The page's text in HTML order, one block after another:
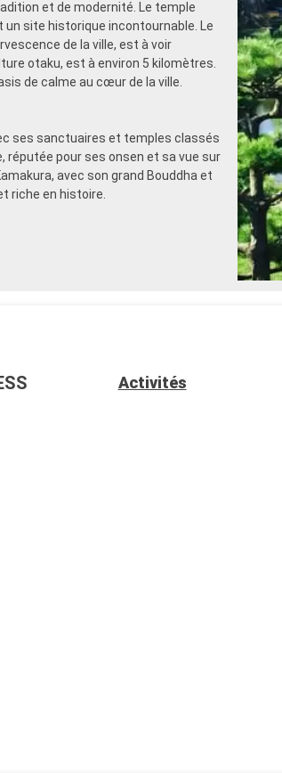
et de modernité. Le temple
un site historique incontournable. Le
de la ville, est à voir
otaku, est à environ 5 kilomètres.
de calme au cœur de la ville.
ses sanctuaires et temples classés
réputée pour ses onsen et sa vue sur
avec son grand Bouddha et
riche en histoire.
Activités